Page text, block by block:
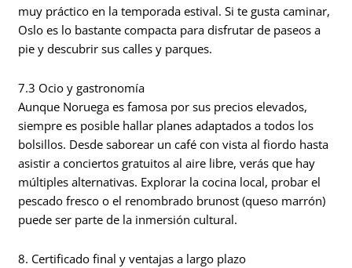
muy práctico en la temporada estival. Si te gusta caminar,
Oslo es lo bastante compacta para disfrutar de paseos a
pie y descubrir sus calles y parques.
7.3 Ocio y gastronomía
Aunque Noruega es famosa por sus precios elevados,
siempre es posible hallar planes adaptados a todos los
bolsillos. Desde saborear un café con vista al fiordo hasta
asistir a conciertos gratuitos al aire libre, verás que hay
múltiples alternativas. Explorar la cocina local, probar el
pescado fresco o el renombrado brunost (queso marrón)
puede ser parte de la inmersión cultural.
8. Certificado final y ventajas a largo plazo